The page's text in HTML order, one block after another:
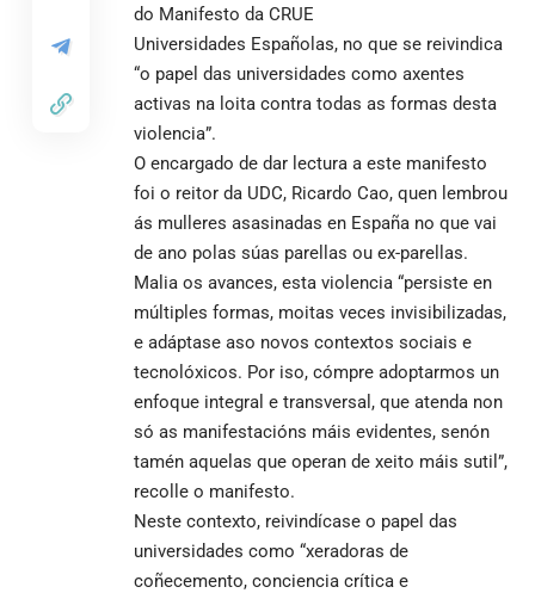
do Manifesto da CRUE
Universidades Españolas, no que se reivindica
“o papel das universidades como axentes
activas na loita contra todas as formas desta
violencia”.
O encargado de dar lectura a este manifesto
foi o reitor da UDC, Ricardo Cao, quen lembrou
ás mulleres asasinadas en España no que vai
de ano polas súas parellas ou ex-parellas.
Malia os avances, esta violencia “persiste en
múltiples formas, moitas veces invisibilizadas,
e adáptase aso novos contextos sociais e
tecnolóxicos. Por iso, cómpre adoptarmos un
enfoque integral e transversal, que atenda non
só as manifestacións máis evidentes, senón
tamén aquelas que operan de xeito máis sutil”,
recolle o manifesto.
Neste contexto, reivindícase o papel das
universidades como “xeradoras de
coñecemento, conciencia crítica e